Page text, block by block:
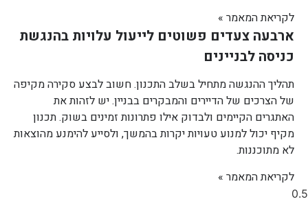
לקריאת המאמר »
ארבעה צעדים פשוטים לייעול עלויות בהנגשת
כניסה לבניינים
תהליך ההנגשה מתחיל בשלב התכנון. חשוב לבצע סקירה מקיפה
של הצרכים של הדיירים והמבקרים בבניין. יש לזהות את
האתגרים הקיימים ולבדוק אילו פתרונות זמינים בשוק. תכנון
מקיף יכול למנוע טעויות יקרות בהמשך, ולסייע להימנע מהוצאות
לא מתוכננות.
לקריאת המאמר »